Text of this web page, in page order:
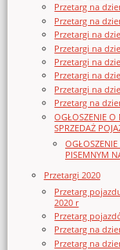
Przetarg na
Przetarg na
Przetargi na
Przetargi na
Przetargi na
Przetargi na
Przetargi na
Przetarg na
OGŁOSZENIE O
SPRZEDAŻ
PISEMNYM
Przetargi 2020
Przetarg
2020 r
Przetarg
Przetarg na
Przetarg na